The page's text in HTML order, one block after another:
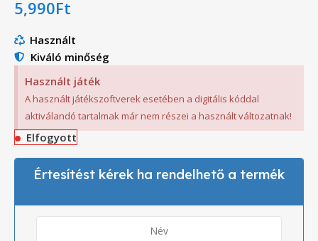
5,990Ft
Használt
Kiváló minőség
Használt játék
A használt játékszoftverek esetében a digitális kóddal
aktiválandó tartalmak már nem részei a használt változatnak!
Elfogyott
Értesítést kérek ha rendelhető a termék